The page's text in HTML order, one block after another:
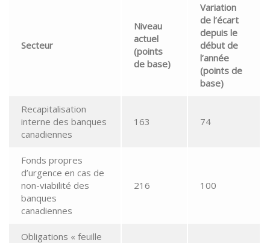
Secteur
Niveau
actuel
(points
de base)
Variation
de l’écart
depuis le
début de
l’année
(points de
base)
Recapitalisation
interne des banques
canadiennes
163 74
Fonds propres
d’urgence en cas de
non-viabilité des
banques
canadiennes
216 100
Obligations « feuille